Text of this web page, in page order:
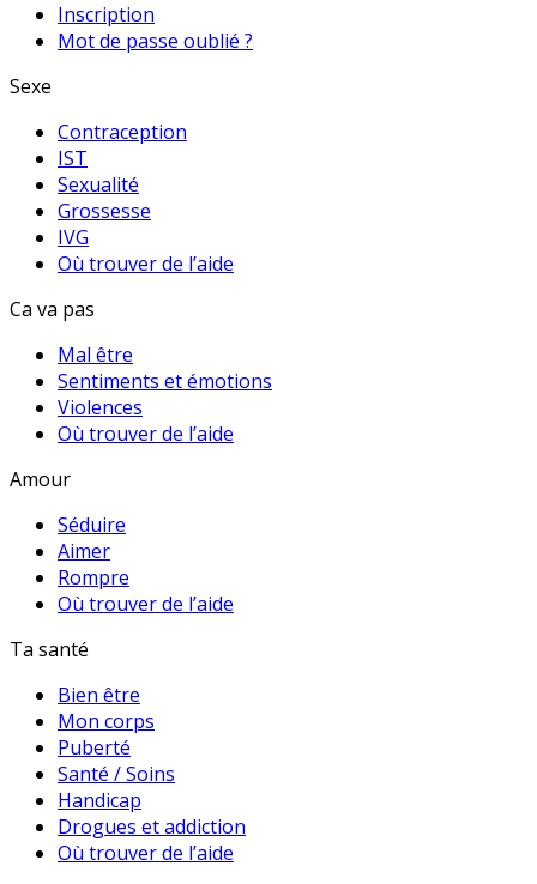
Inscription
Mot de passe oublié ?
Sexe
Contraception
IST
Sexualité
Grossesse
IVG
Où trouver de l’aide
Ca va pas
Mal être
Sentiments et émotions
Violences
Où trouver de l’aide
Amour
Séduire
Aimer
Rompre
Où trouver de l’aide
Ta santé
Bien être
Mon corps
Puberté
Santé / Soins
Handicap
Drogues et addiction
Où trouver de l’aide